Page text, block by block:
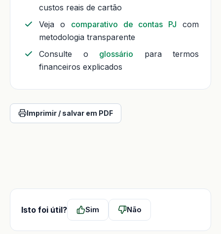
custos reais de cartão
Veja o comparativo de contas PJ com
metodologia transparente
Consulte o glossário para termos
financeiros explicados
Imprimir / salvar em PDF
Isto foi útil? Sim Não